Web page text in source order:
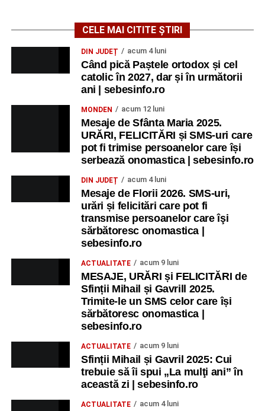
CELE MAI CITITE ȘTIRI
DIN JUDEȚ acum 4 luni
Când pică Paștele ortodox și cel
catolic în 2027, dar și în următorii
ani | sebesinfo.ro
MONDEN acum 12 luni
Mesaje de Sfânta Maria 2025.
URĂRI, FELICITĂRI și SMS-uri care
pot fi trimise persoanelor care își
serbează onomastica | sebesinfo.ro
DIN JUDEȚ acum 4 luni
Mesaje de Florii 2026. SMS-uri,
urări și felicitări care pot fi
transmise persoanelor care îşi
sărbătoresc onomastica |
sebesinfo.ro
ACTUALITATE acum 9 luni
MESAJE, URĂRI și FELICITĂRI de
Sfinții Mihail și Gavrill 2025.
Trimite-le un SMS celor care își
sărbătoresc onomastica |
sebesinfo.ro
ACTUALITATE acum 9 luni
Sfinții Mihail și Gavril 2025: Cui
trebuie să îi spui „La mulţi ani” în
această zi | sebesinfo.ro
ACTUALITATE acum 4 luni